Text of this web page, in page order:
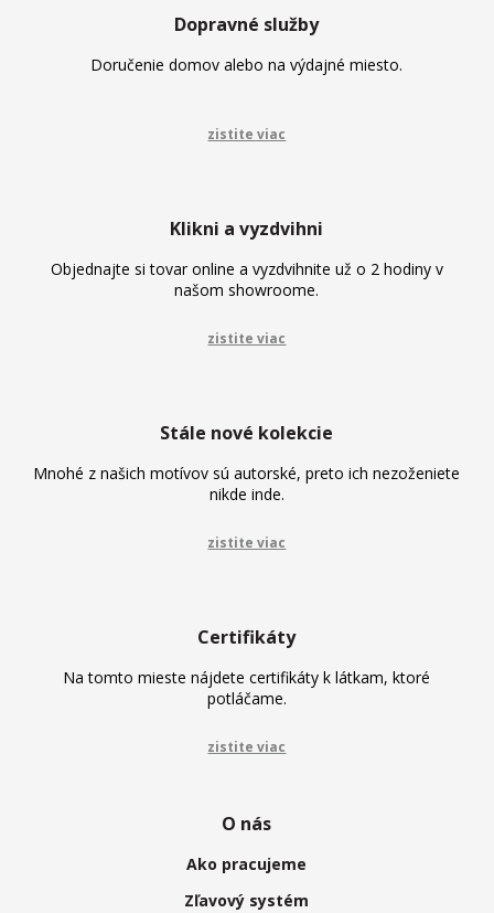
Dopravné služby
Doručenie domov alebo na výdajné miesto.
zistite viac
Klikni a vyzdvihni
Objednajte si tovar online a vyzdvihnite už o 2 hodiny v
našom showroome.
zistite viac
Stále nové kolekcie
Mnohé z našich motívov sú autorské, preto ich nezoženiete
nikde inde.
zistite viac
Certifikáty
Na tomto mieste nájdete certifikáty k látkam, ktoré
potláčame.
zistite viac
O nás
Ako pracujeme
Zľavový systém